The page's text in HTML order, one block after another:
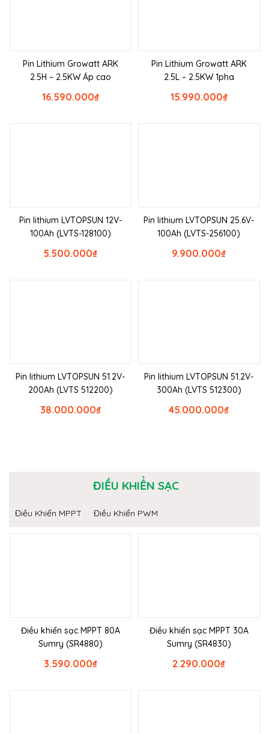
Pin Lithium Growatt ARK
2.5H – 2.5KW Áp cao
₫
16.590.000
Pin Lithium Growatt ARK
2.5L – 2.5KW 1pha
₫
15.990.000
Pin lithium LVTOPSUN 12V-
100Ah (LVTS-128100)
₫
5.500.000
Pin lithium LVTOPSUN 25.6V-
100Ah (LVTS-256100)
₫
9.900.000
Pin lithium LVTOPSUN 51.2V-
200Ah (LVTS 512200)
₫
38.000.000
Pin lithium LVTOPSUN 51.2V-
300Ah (LVTS 512300)
₫
45.000.000
ĐIỀU KHIỂN SẠC
Điều Khiển MPPT Điều Khiển PWM
Điều khiển sạc MPPT 80A
Sumry (SR4880)
₫
3.590.000
Điều khiển sạc MPPT 30A
Sumry (SR4830)
₫
2.290.000